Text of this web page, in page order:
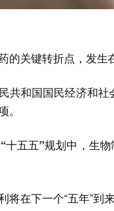
的关键转折点，发生
民共和国国民经济和
。
十五五”规划中， 生
将在下一个“五年”到来